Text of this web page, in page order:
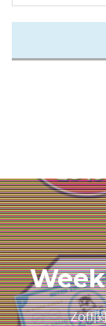
Zoff